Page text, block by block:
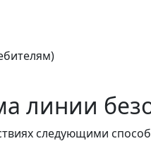
линии
следующими